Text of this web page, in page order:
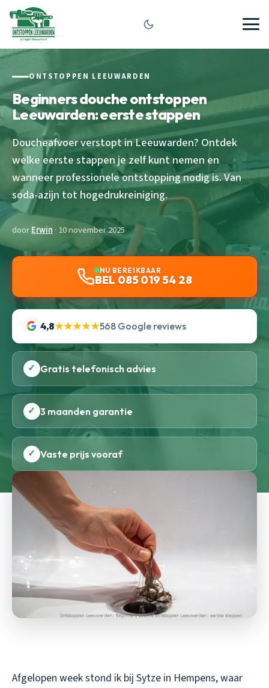
ONTSTOPPEN LEEUWARDEN
Beginners douche ontstoppen
Leeuwarden: eerste stappen
Doucheafvoer verstopt in Leeuwarden? Ontdek
welke eerste stappen je zelf kunt nemen en
wanneer professionele ontstopping nodig is. Van
soda-azijn tot hogedrukreiniging.
doorErwin · 10 november 2025
NU BEREIKBAAR
BEL 085 019 54 28
4,8★★★★★568 Google reviews
✓ Gratis telefonisch advies
✓ 3 maanden garantie
✓ Vaste prijs vooraf
Afgelopen week stond ik bij Sytze in Hempens, waar